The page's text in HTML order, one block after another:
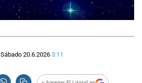
Sábado 20.6.2026 3:11